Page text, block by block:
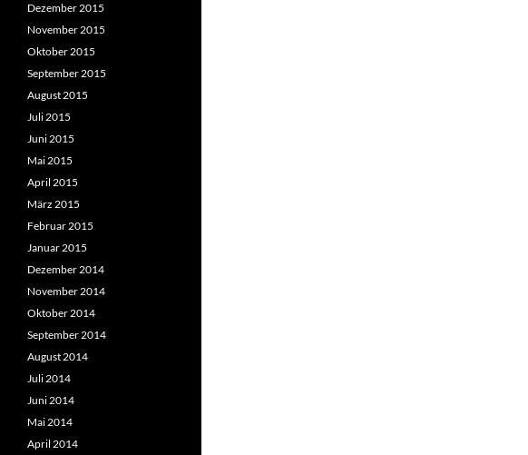
Dezember 2015
November 2015
Oktober 2015
September 2015
August 2015
Juli 2015
Juni 2015
Mai 2015
April 2015
März 2015
Februar 2015
Januar 2015
Dezember 2014
November 2014
Oktober 2014
September 2014
August 2014
Juli 2014
Juni 2014
Mai 2014
April 2014